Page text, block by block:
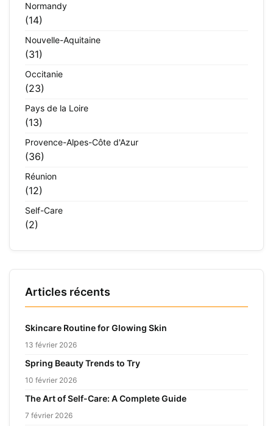
Normandy
(14)
Nouvelle-Aquitaine
(31)
Occitanie
(23)
Pays de la Loire
(13)
Provence-Alpes-Côte d'Azur
(36)
Réunion
(12)
Self-Care
(2)
Articles récents
Skincare Routine for Glowing Skin
13 février 2026
Spring Beauty Trends to Try
10 février 2026
The Art of Self-Care: A Complete Guide
7 février 2026